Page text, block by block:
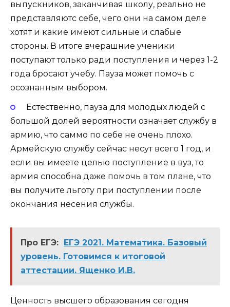
выпускников, заканчивая школу, реально не
представляютс себе, чего они на самом деле
хотят и какие имеют сильные и слабые
стороны. В итоге вчерашние ученики
поступают только ради поступления и через 1-2
года бросают учебу. Пауза может помочь с
осознанным выбором.
Естественно, пауза для молодых людей с
большой долей вероятности означает службу в
армию, что саммо по себе не очень плохо.
Армейскую службу сейчас несут всего 1 год, и
если вы имеете целью поступление в вуз, то
армия способна даже помочь в том плане, что
вы получите льготу при поступлении после
окончания несения службы.
Про ЕГЭ: ЕГЭ 2021. Математика. Базовый
уровень. Готовимся к итоговой
аттестации. Ященко И.В.
Ценность высшего образования сегодня